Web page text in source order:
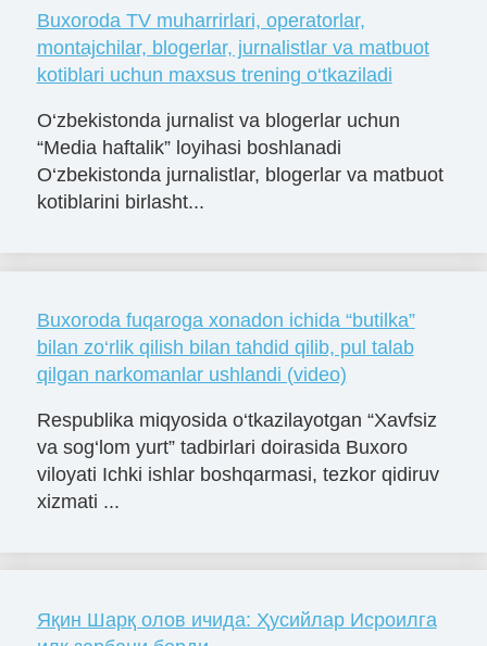
Buxoroda TV muharrirlari, operatorlar,
montajchilar, blogerlar, jurnalistlar va matbuot
kotiblari uchun maxsus trening o‘tkaziladi
O‘zbekistonda jurnalist va blogerlar uchun
“Media haftalik” loyihasi boshlanadi
O‘zbekistonda jurnalistlar, blogerlar va matbuot
kotiblarini birlasht...
Buxoroda fuqaroga xonadon ichida “butilka”
bilan zo‘rlik qilish bilan tahdid qilib, pul talab
qilgan narkomanlar ushlandi (video)
Respublika miqyosida o‘tkazilayotgan “Xavfsiz
va sog‘lom yurt” tadbirlari doirasida Buxoro
viloyati Ichki ishlar boshqarmasi, tezkor qidiruv
xizmati ...
Яқин Шарқ олов ичида: Ҳусийлар Исроилга